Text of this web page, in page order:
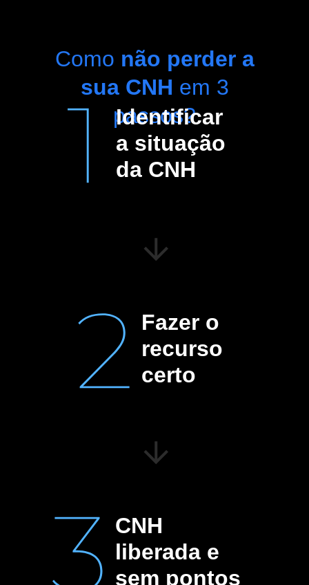
Como não perder a
sua CNH em 3
passos?
Identificar
a situação
da CNH
Fazer o
recurso
certo
CNH
liberada e
sem pontos